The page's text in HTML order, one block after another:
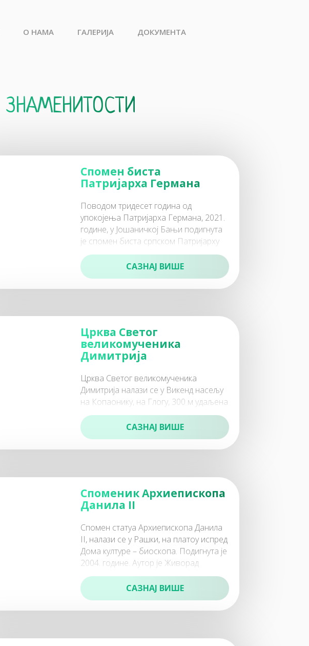
О НАМА ГАЛЕРИЈА ДОКУМЕНТА
Спомен биста
Патријарха Германа
Поводом тридесет година од
упокојења Патријарха Германа, 2021.
године, у Јошаничкој Бањи подигнута
је спомен биста српском Патријарху
Герману. Спомен биста налзи се у
непосредној бСАЗНАЈ ВИШЕ
Црква Светог
великомученика
Димитрија
Црква Светог великомученика
Димитрија налази се у Викенд насељу
на Копаонику, на Глогу, 300 м удаљена
од главног пута Рудница – Копаоник,
19 км од Рашке. Освећена је на
празник Све
САЗНАЈ ВИШЕ
Споменик Архиепископа
Данила II
Спомен статуа Архиепископа Данила
II, налази се у Рашки, на платоу испред
Дома културе – биоскопа. Подигнута је
2004. године. Аутор је Живорад
Циглић, академски вајар. Архиепископ
САЗНАЈ ВИШЕ